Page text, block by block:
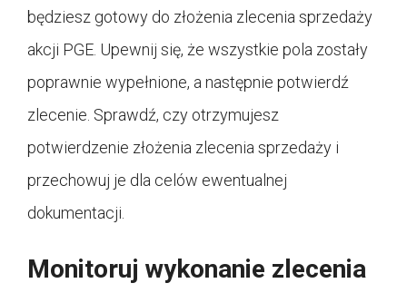
będziesz gotowy do złożenia zlecenia sprzedaży
akcji PGE. Upewnij się, że wszystkie pola zostały
poprawnie wypełnione, a następnie potwierdź
zlecenie. Sprawdź, czy otrzymujesz
potwierdzenie złożenia zlecenia sprzedaży i
przechowuj je dla celów ewentualnej
dokumentacji.
Monitoruj wykonanie zlecenia